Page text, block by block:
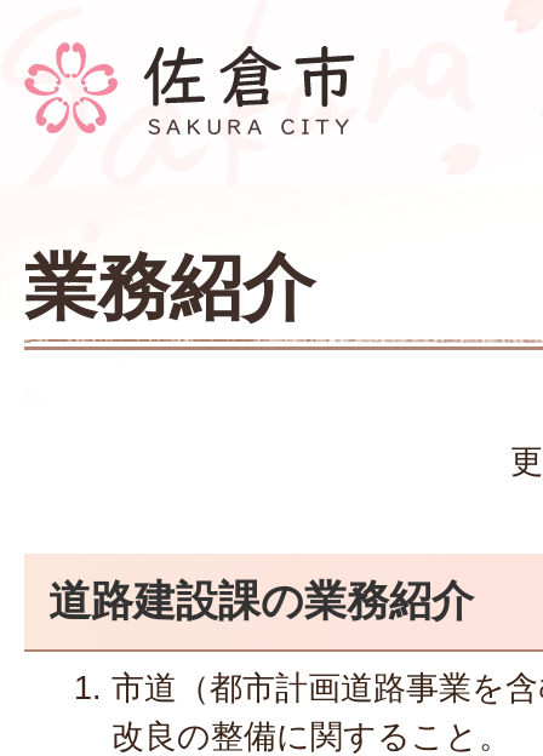
業務紹介
道路建設課の業務紹介
市道（都市計画道路事業を
改良の整備に関すること。